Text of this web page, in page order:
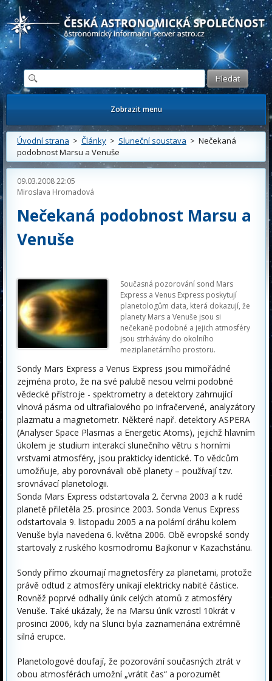
Česká astronomická společnost - Informační astronomický server
Zobrazit menu
Úvodní strana > Články > Sluneční soustava > Nečekaná
podobnost Marsu a Venuše
09.03.2008 22:05
Miroslava Hromadová
Nečekaná podobnost Marsu a
Venuše
Současná pozorování sond Mars
Express a Venus Express poskytují
planetologům data, která dokazují, že
planety Mars a Venuše jsou si
nečekaně podobné a jejich atmosféry
jsou strhávány do okolního
meziplanetárního prostoru.
Sondy Mars Express a Venus Express jsou mimořádné
zejména proto, že na své palubě nesou velmi podobné
vědecké přístroje - spektrometry a detektory zahrnující
vlnová pásma od ultrafialového po infračervené, analyzátory
plazmatu a magnetometr. Některé např. detektory ASPERA
(Analyser Space Plasmas a Energetic Atoms), jejichž hlavním
úkolem je studium interakcí slunečního větru s horními
vrstvami atmosféry, jsou prakticky identické. To vědcům
umožňuje, aby porovnávali obě planety – používají tzv.
srovnávací planetologii.
Sonda Mars Express odstartovala 2. června 2003 a k rudé
planetě přiletěla 25. prosince 2003. Sonda Venus Express
odstartovala 9. listopadu 2005 a na polární dráhu kolem
Venuše byla navedena 6. května 2006. Obě evropské sondy
startovaly z ruského kosmodromu Bajkonur v Kazachstánu.
Sondy přímo zkoumají magnetosféry za planetami, protože
právě odtud z atmosféry unikají elektricky nabité částice.
Rovněž poprvé odhalily únik celých atomů z atmosféry
Venuše. Také ukázaly, že na Marsu únik vzrostl 10krát v
prosinci 2006, kdy na Slunci byla zaznamenána extrémně
silná erupce.
Planetologové doufají, že pozorování současných ztrát v
obou atmosférách umožní „vrátit čas“ a porozumět